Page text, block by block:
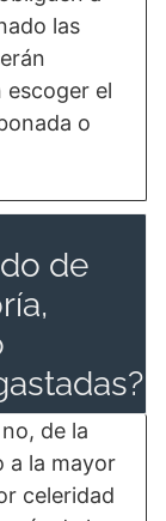
las
el
o
de
de la
a la mayor
celeridad